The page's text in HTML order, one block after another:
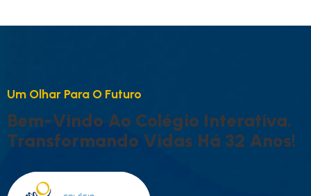
UM OLHAR PARA O FUTURO
BEM-VINDO AO COLÉGIO INTERATIVA.
TRANSFORMANDO VIDAS HÁ 32 ANOS!